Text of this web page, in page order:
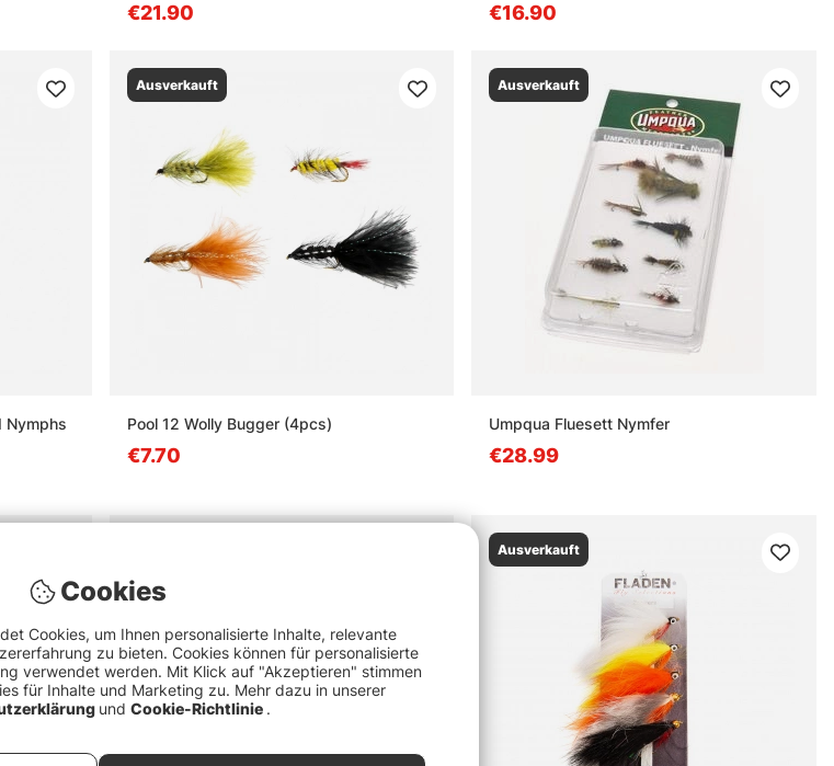
€21.90 €16.90
Nymphs
Ausverkauft
Pool 12 Wolly Bugger (4pcs)
€7.70
Ausverkauft
Umpqua Fluesett Nymfer
€28.99
Ausverkauft
Cookies
Cookies, um Ihnen personalisierte Inhalte, relevante
zu bieten. Cookies können für personalisierte
verwendet werden. Mit Klick auf "Akzeptieren" stimmen
für Inhalte und Marketing zu. Mehr dazu in unserer
und Cookie-Richtlinie .